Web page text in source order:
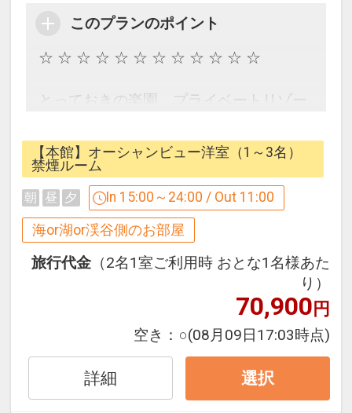
生以上とさせていただきます。
・メインダイニング「ファヌアン」ディ
ナータイムは、男性はシャツと膝の隠れ
ピース等、
物でのご来店はご遠慮ください。
・バー施設のご利用について未成年者の
21時以降のご利用をご遠慮いただいてお
ります。
■駐車場料金のご案内
有料 1台につき1泊 ￥2、000（税込み）
設定期間：2026年9月1日～2026年11月
インターネットコース番号：DP-2-
200000032310
ー、ベビーベッド、ベビーカー等）
（0980-51-1333）へお問合せくださ
必ずお読みください
■ホテル施設内におきまして、タトゥー
の露出をご遠慮いただいております。
・ロビー内・レストラン等のパブリック
スペースでは上着等をご着用ください。
・プール・ビーチをご利用の際はラッシ
ュガード等をご利用ください。
・スパ・サウナに関しましてはご利用を
お断りいたします。
■レストラン・バーのご利用について■
・メインダイニング「ファヌアン」・鉄
このプランのポイント
☆ ☆ ☆ ☆ ☆ ☆ ☆ ☆ ☆ ☆ ☆ ☆
とっておきの楽園、プライベートリゾー
地元の人も訪れない、小さな天然ビーチ
を独占するリゾネックス名護。
混雑することなく、南国リゾートの魅力
を満喫できます。
絶景を目の前に、心が開放されるステキ
なひとときをお過ごしください。
客室はすべてオーシャンフロントで名護
波の音で目覚める朝。ゆったりとした時
間を過ごしませんか？
☆ ☆ ☆ ☆ ☆ ☆ ☆ ☆ ☆ ☆ ☆ ☆
【本館】オーシャンビュー洋室（1～3名）
禁煙ルーム
朝 昼 夕 In 15:00～24:00 / Out 11:00
海or湖or渓谷側のお部屋
旅行代金 （2名1室ご利用時 おとな1名様あた
り）
70,900円
空き： ○(08月09日17:03時点)
詳細 選択